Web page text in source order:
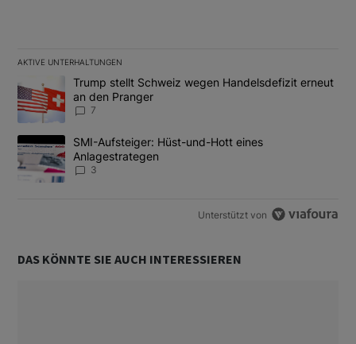
AKTIVE UNTERHALTUNGEN
Ein Trendartikel mit dem Titel "Trump stellt Schweiz wegen
Trump stellt Schweiz wegen Handelsdefizit erneut
an den Pranger
7
Ein Trendartikel mit dem Titel "SMI-Aufsteiger: Hüst-und-Hott
SMI-Aufsteiger: Hüst-und-Hott eines
Anlagestrategen
3
Unterstützt von
DAS KÖNNTE SIE AUCH INTERESSIEREN